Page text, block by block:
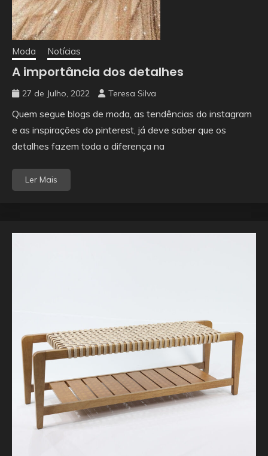
Moda Notícias
A importância dos detalhes
27 de Julho, 2022 Teresa Silva
Quem segue blogs de moda, as tendências do instagram
e as inspirações do pinterest, já deve saber que os
detalhes fazem toda a diferença na
Ler Mais